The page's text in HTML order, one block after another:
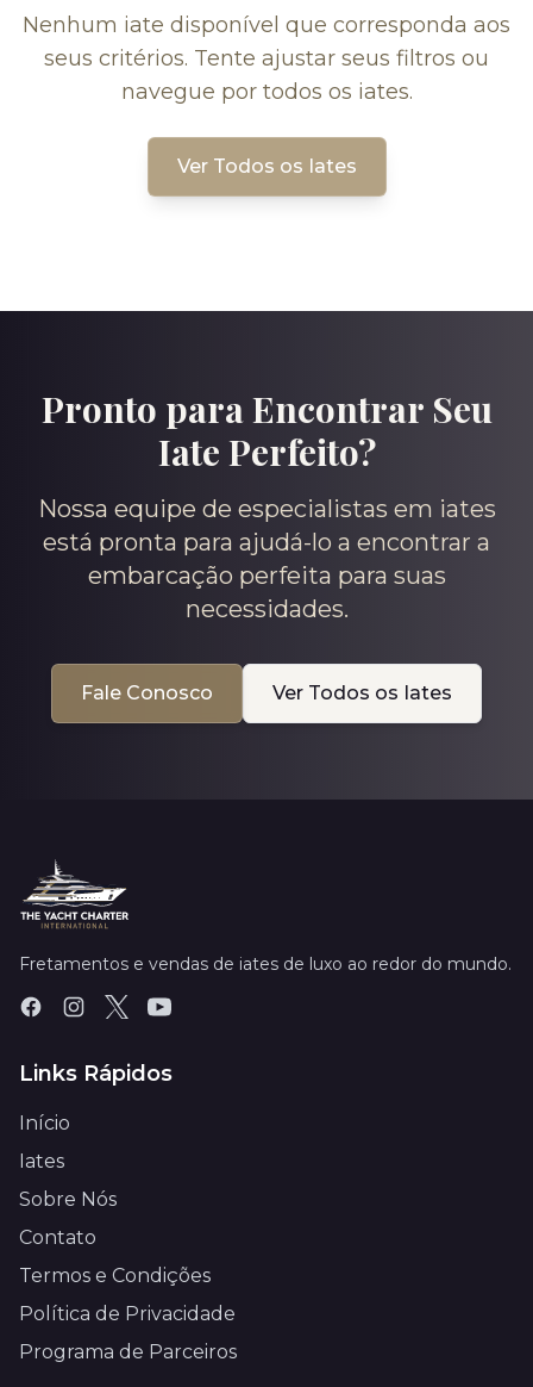
Nenhum iate disponível que corresponda aos
seus critérios. Tente ajustar seus filtros ou
navegue por todos os iates.
Ver Todos os Iates
Pronto para Encontrar Seu
Iate Perfeito?
Nossa equipe de especialistas em iates
está pronta para ajudá-lo a encontrar a
embarcação perfeita para suas
necessidades.
Fale Conosco Ver Todos os Iates
Fretamentos e vendas de iates de luxo ao redor do mundo.
Links Rápidos
Início
Iates
Sobre Nós
Contato
Termos e Condições
Política de Privacidade
Programa de Parceiros